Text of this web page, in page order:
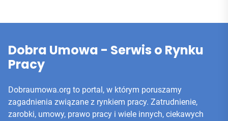
Dobra Umowa - Serwis o Rynku
Pracy
Dobraumowa.org to portal, w którym poruszamy
zagadnienia związane z rynkiem pracy. Zatrudnienie,
zarobki, umowy, prawo pracy i wiele innych, ciekawych